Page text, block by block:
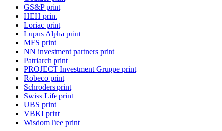
GS&P print
HEH print
Loriac print
Lupus Alpha print
MFS print
NN investment partners print
Patriarch print
PROJECT Investment Gruppe print
Robeco print
Schroders print
Swiss Life print
UBS print
VBKI print
WisdomTree print